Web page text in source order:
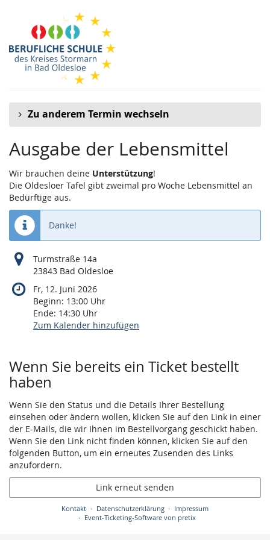
Haupt-
Inhalt
springen
Zu anderem Termin wechseln
Ausgabe der Lebensmittel
Wir brauchen deine Unterstützung!
Die Oldesloer Tafel gibt zweimal pro Woche Lebensmittel an
Bedürftige aus.
Danke!
Turmstraße 14a
23843 Bad Oldesloe
Fr, 12. Juni 2026
Beginn: 13:00 Uhr
Ende: 14:30 Uhr
Zum Kalender hinzufügen
Wenn Sie bereits ein Ticket bestellt
haben
Wenn Sie den Status und die Details Ihrer Bestellung
einsehen oder ändern wollen, klicken Sie auf den Link in einer
der E-Mails, die wir Ihnen im Bestellvorgang geschickt haben.
Wenn Sie den Link nicht finden können, klicken Sie auf den
folgenden Button, um ein erneutes Zusenden des Links
anzufordern.
Link erneut senden
Kontakt Datenschutzerklärung
Impressum
Event-Ticketing-Software von pretix